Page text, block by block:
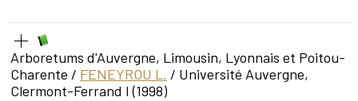
Arboretums d'Auvergne, Limousin, Lyonnais et Poitou-
Charente / FENEYROU L. / Université Auvergne,
Clermont-Ferrand I (1998)